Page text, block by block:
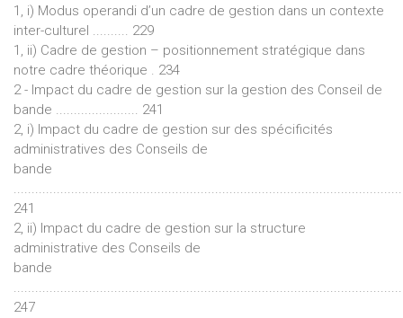
1, i) Modus operandi d’un cadre de gestion dans un contexte
inter-culturel .......... 229
1, ii) Cadre de gestion – positionnement stratégique dans
notre cadre théorique . 234
2 - Impact du cadre de gestion sur la gestion des Conseil de
bande ....................... 241
2, i) Impact du cadre de gestion sur des spécificités
administratives des Conseils de
bande
241
2, ii) Impact du cadre de gestion sur la structure
administrative des Conseils de
bande
247